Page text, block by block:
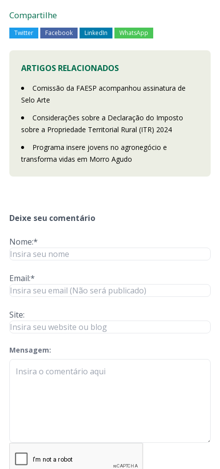
Compartilhe
Twitter Facebook LinkedIn WhatsApp
ARTIGOS RELACIONADOS
Comissão da FAESP acompanhou assinatura de
Selo Arte
Considerações sobre a Declaração do Imposto
sobre a Propriedade Territorial Rural (ITR) 2024
Programa insere jovens no agronegócio e
transforma vidas em Morro Agudo
Deixe seu comentário
Nome:*
Email:*
Site:
Mensagem:
check-terms